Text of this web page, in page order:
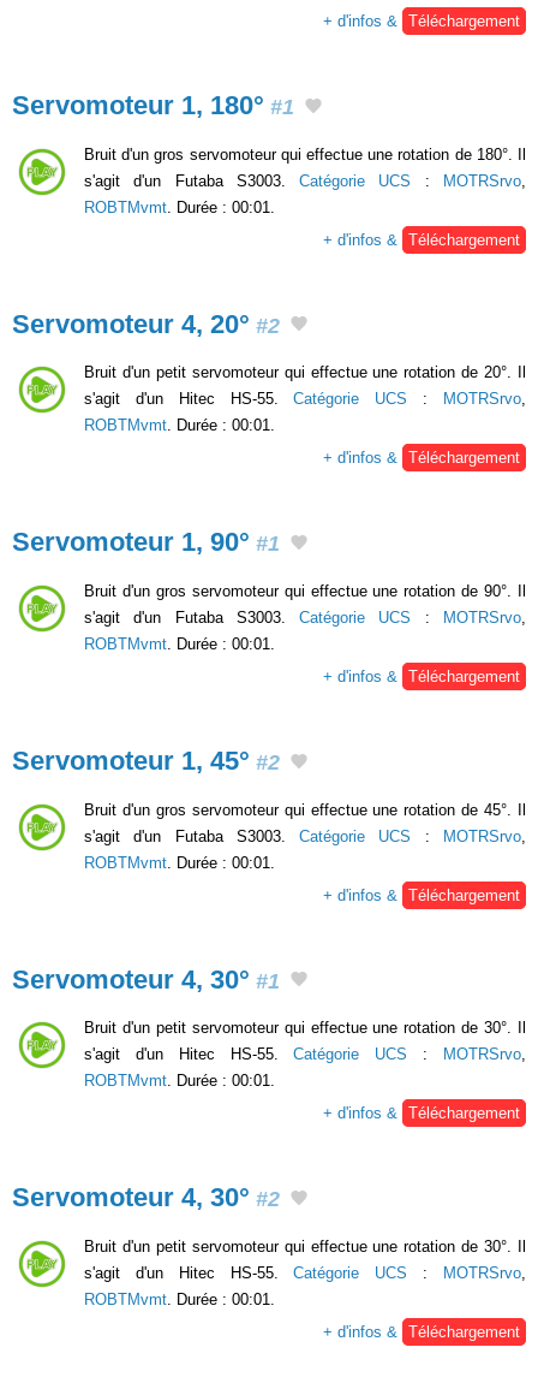
+ d'infos & Téléchargement
Servomoteur 1, 180° #1
Bruit d'un gros servomoteur qui effectue une rotation de 180°. Il
s'agit d'un Futaba S3003.Catégorie UCS : MOTRSrvo
ROBTMvmt . Durée : 00:01.
+ d'infos &
Téléchargement
Servomoteur 4, 20° #2
Bruit d'un petit servomoteur qui effectue une rotation de 20°. Il
s'agit d'un Hitec HS-55.Catégorie UCS : MOTRSrvo,
ROBTMvmt. Durée : 00:01.
+ d'infos & Téléchargement
Servomoteur 1, 90° #1
Bruit d'un gros servomoteur qui effectue une rotation de 90°. Il
s'agit d'un Futaba S3003.Catégorie UCS : MOTRSrvo
ROBTMvmt . Durée : 00:01.
+ d'infos &
Téléchargement
Servomoteur 1, 45° #2
Bruit d'un gros servomoteur qui effectue une rotation de 45°. Il
s'agit d'un Futaba S3003.Catégorie UCS : MOTRSrvo
ROBTMvmt . Durée : 00:01.
+ d'infos &
Téléchargement
Servomoteur 4, 30° #1
Bruit d'un petit servomoteur qui effectue une rotation de 30°. Il
s'agit d'un Hitec HS-55.Catégorie UCS : MOTRSrvo,
ROBTMvmt. Durée : 00:01.
+ d'infos & Téléchargement
Servomoteur 4, 30° #2
Bruit d'un petit servomoteur qui effectue une rotation de 30°. Il
s'agit d'un Hitec HS-55.Catégorie UCS : MOTRSrvo
ROBTMvmt . Durée : 00:01.
+ d'infos &
Téléchargement